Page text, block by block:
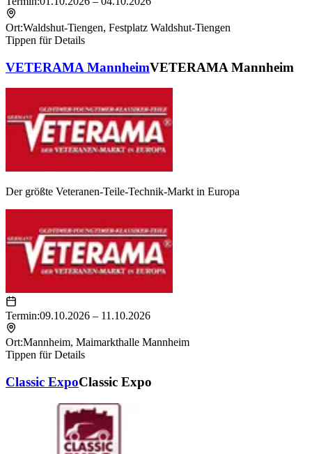
Ort:Waldshut-Tiengen, Festplatz Waldshut-Tiengen
Tippen für Details
VETERAMA MannheimVETERAMA Mannheim
Der größte Veteranen-Teile-Technik-Markt in Europa
Termin:09.10.2026 – 11.10.2026
Ort:Mannheim, Maimarkthalle Mannheim
Tippen für Details
Classic ExpoClassic Expo